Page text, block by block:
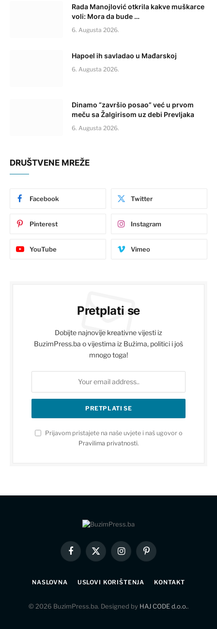
Rada Manojlović otkrila kakve muškarce
voli: Mora da bude …
6. Augusta 2026.
Hapoel ih savladao u Mađarskoj
6. Augusta 2026.
Dinamo “završio posao” već u prvom
meču sa Žalgirisom uz debi Prevljaka
6. Augusta 2026.
DRUŠTVENE MREŽE
Facebook Twitter
Pinterest Instagram
YouTube Vimeo
Pretplati se
Dobijte najnovije kreativne vijesti iz
BuzimPress.ba o vijestima iz Bužima, politici i još
mnogo toga!
Prijavom pristajete na naše uvjete i naš ugovor o
Pravilima privatnosti.
Facebook
X
(Twitter)
InstagramPinterest
NASLOVNA USLOVI KORIŠTENJA KONTAKT
© 2026 BuzimPress.ba. Designed by HAJ CODE d.o.o..